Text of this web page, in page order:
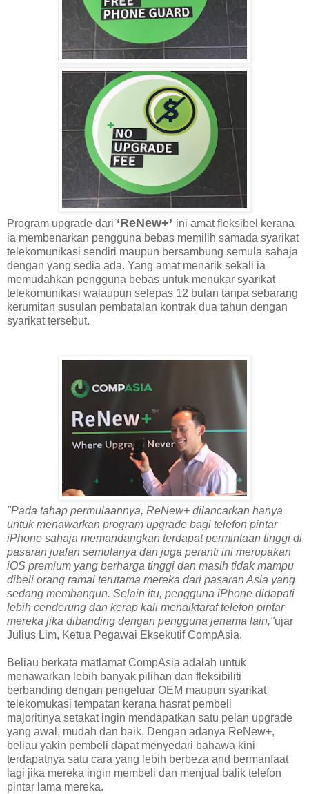
Program upgrade dari ‘ReNew+’ ini amat fleksibel kerana
ia membenarkan pengguna bebas memilih samada syarikat
telekomunikasi sendiri maupun bersambung semula sahaja
dengan yang sedia ada. Yang amat menarik sekali ia
memudahkan pengguna bebas untuk menukar syarikat
telekomunikasi walaupun selepas 12 bulan tanpa sebarang
kerumitan susulan pembatalan kontrak dua tahun dengan
syarikat tersebut.
"Pada tahap permulaannya, ReNew+ dilancarkan hanya
untuk menawarkan program upgrade bagi telefon pintar
iPhone sahaja memandangkan terdapat permintaan tinggi di
pasaran jualan semulanya dan juga peranti ini merupakan
iOS premium yang berharga tinggi dan masih tidak mampu
dibeli orang ramai terutama mereka dari pasaran Asia yang
sedang membangun. Selain itu, pengguna iPhone didapati
lebih cenderung dan kerap kali menaiktaraf telefon pintar
mereka jika dibanding dengan pengguna jenama lain,"ujar
Julius Lim, Ketua Pegawai Eksekutif CompAsia.
Beliau berkata matlamat CompAsia adalah untuk
menawarkan lebih banyak pilihan dan fleksibiliti
berbanding dengan pengeluar OEM maupun syarikat
telekomukasi tempatan kerana hasrat pembeli
majoritinya setakat ingin mendapatkan satu pelan upgrade
yang awal, mudah dan baik. Dengan adanya ReNew+,
beliau yakin pembeli dapat menyedari bahawa kini
terdapatnya satu cara yang lebih berbeza and bermanfaat
lagi jika mereka ingin membeli dan menjual balik telefon
pintar lama mereka.